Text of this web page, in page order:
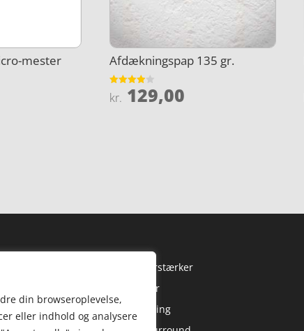
din browseroplevelse,
eller indhold og analysere
mester Afdækningspap 135 gr.
Vurderet
3.9
kr. 129,00
HiFi Forstærker
Højtaler
Streaming